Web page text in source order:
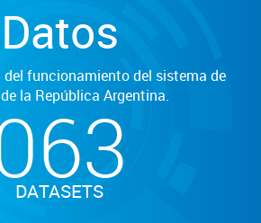
Datos
del funcionamiento del sistema de
la República Argentina.
DATASETS